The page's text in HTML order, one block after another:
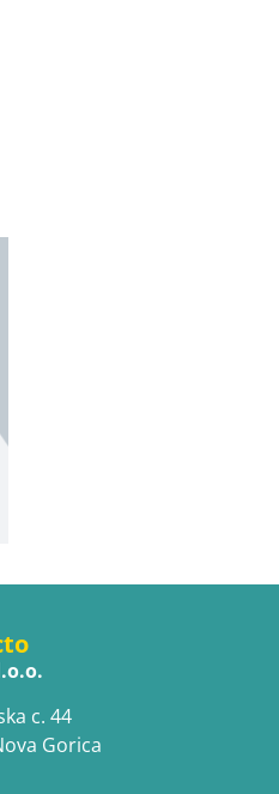
c. 44
Gorica